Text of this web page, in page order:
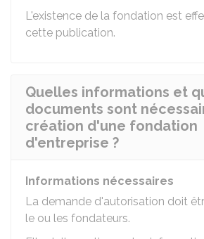
L'existence de la fondation est
cette publication.
Quelles informations et
documents sont
création d'une fondation
d'entreprise ?
Informations nécessaires
La demande d'autorisation doit
le ou les fondateurs.